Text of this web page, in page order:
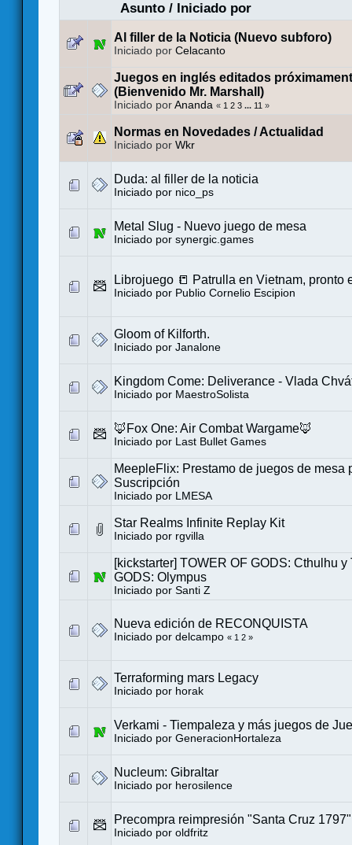
Asunto/ Iniciado por
Al filler de la Noticia (Nuevo subforo)
Iniciado por Celacanto
Juegos en inglés editados
(Bienvenido Mr. Marshall)
Iniciado por Ananda « 1 2 3 ... 11 »
Normas en Novedades / Actualidad
Iniciado por Wkr
Duda: al filler de la noticia
Iniciado por nico_ps
Metal Slug - Nuevo juego de mesa
Iniciado por synergic.games
Librojuego 📒 Patrulla en Vietnam, pronto
Iniciado por Publio Cornelio Escipion
Gloom of Kilforth.
Iniciado por Janalone
Kingdom Come: Deliverance - Vlada
Iniciado por MaestroSolista
🦊Fox One: Air Combat Wargame🦊
Iniciado por Last Bullet Games
MeepleFlix: Prestamo de juegos de mesa
Suscripción
Iniciado por LMESA
Star Realms Infinite Replay Kit
Iniciado por rgvilla
[kickstarter] TOWER OF GODS: Cthulhu y
GODS: Olympus
Iniciado por Santi Z
Nueva edición de RECONQUISTA
Iniciado por delcampo « 1 2 »
Terraforming mars Legacy
Iniciado por horak
Verkami - Tiempaleza y más juegos de
Iniciado por GeneracionHortaleza
Nucleum: Gibraltar
Iniciado por herosilence
Precompra reimpresión "Santa Cruz 1797"
Iniciado por oldfritz